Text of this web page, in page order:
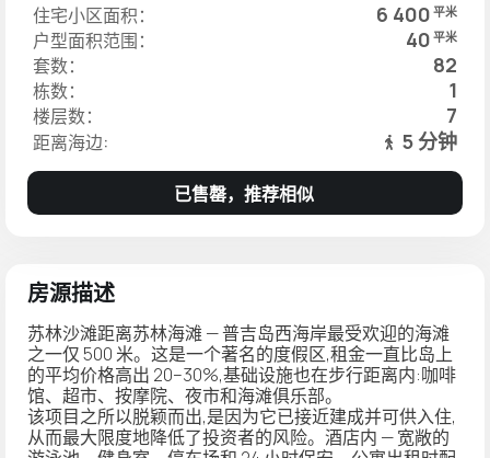
房源描述
苏林沙滩距离苏林海滩 — 普吉岛西海岸最受欢迎的海滩
之一仅 500 米。这是一个著名的度假区,租金一直比岛上
的平均价格高出 20–30%,基础设施也在步行距离内:咖啡
馆、超市、按摩院、夜市和海滩俱乐部。
该项目之所以脱颖而出,是因为它已接近建成并可供入住,
从而最大限度地降低了投资者的风险。酒店内 — 宽敞的
住宅小区面积： 6 400 平米
户型面积范围： 40 平米
套数： 82
栋数： 1
楼层数： 7
距离海边: 5 分钟
已售罄，推荐相似